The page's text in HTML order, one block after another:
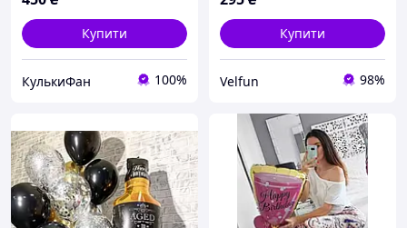
Купити
КулькиФан 100%
Купити
Velfun 98%